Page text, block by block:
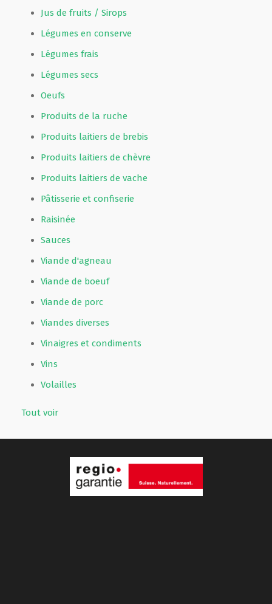
Jus de fruits / Sirops
Légumes en conserve
Légumes frais
Légumes secs
Oeufs
Produits de la ruche
Produits laitiers de brebis
Produits laitiers de chèvre
Produits laitiers de vache
Pâtisserie et confiserie
Raisinée
Sauces
Viande d'agneau
Viande de boeuf
Viande de porc
Viandes diverses
Vinaigres et condiments
Vins
Volailles
Tout voir